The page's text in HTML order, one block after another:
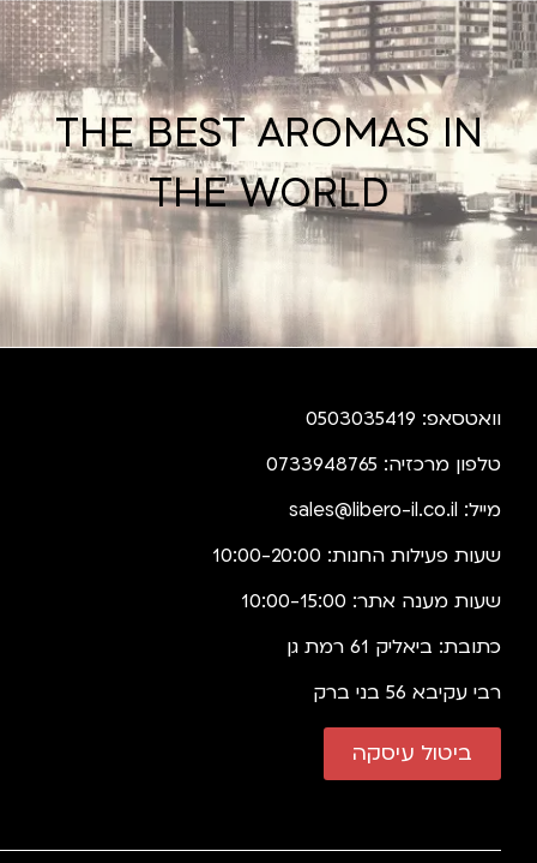
THE BEST AROMAS IN
THE WORLD
וואטסאפ: 0503035419
טלפון מרכזיה: 0733948765
מייל: sales@libero-il.co.il
שעות פעילות החנות: 10:00-20:00
שעות מענה אתר: 10:00-15:00
כתובת: ביאליק 61 רמת גן
רבי עקיבא 56 בני ברק
ביטול עיסקה